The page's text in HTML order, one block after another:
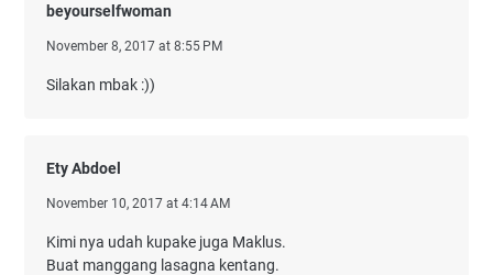
beyourselfwoman
November 8, 2017 at 8:55 PM
Silakan mbak :))
Ety Abdoel
November 10, 2017 at 4:14 AM
Kimi nya udah kupake juga Maklus.
Buat manggang lasagna kentang.